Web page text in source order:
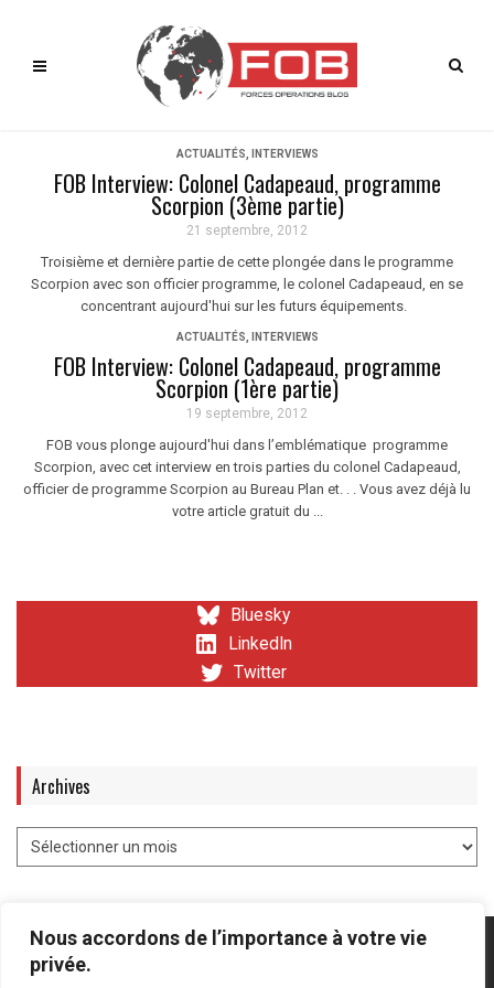
Nous accordons de l’importance à votre vie
privée.
ACTUALITÉS INTERVIEWS
FOB Interview: Colonel Cadapeaud, programme
Scorpion (3ème partie)
21 septembre, 2012
Troisième et dernière partie de cette plongée dans le programme
Scorpion avec son officier programme, le colonel Cadapeaud, en se
concentrant aujourd'hui sur les futurs équipements.
ACTUALITÉS INTERVIEWS
FOB Interview: Colonel Cadapeaud, programme
Scorpion (1ère partie)
19 septembre, 2012
FOB vous plonge aujourd'hui dans l’emblématique programme
Scorpion, avec cet interview en trois parties du colonel Cadapeaud,
officier de programme Scorpion au Bureau Plan et. . . Vous avez déjà lu
votre article gratuit du ...
Bluesky
LinkedIn
Twitter
Archives